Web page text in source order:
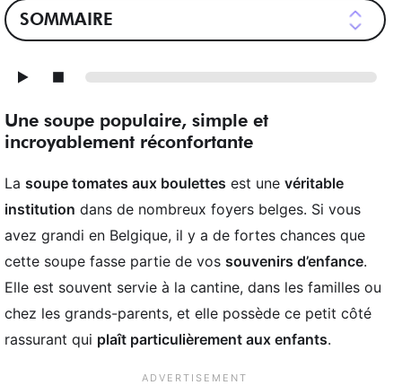
SOMMAIRE
Une soupe populaire, simple et
incroyablement réconfortante
La soupe tomates aux boulettes est une véritable
institution dans de nombreux foyers belges. Si vous
avez grandi en Belgique, il y a de fortes chances que
cette soupe fasse partie de vos souvenirs d’enfance.
Elle est souvent servie à la cantine, dans les familles ou
chez les grands-parents, et elle possède ce petit côté
rassurant qui plaît particulièrement aux enfants.